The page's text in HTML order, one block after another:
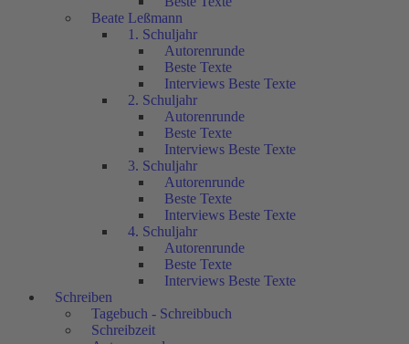
Beate Leßmann
1. Schuljahr
Autorenrunde
Beste Texte
Interviews Beste Texte
2. Schuljahr
Autorenrunde
Beste Texte
Interviews Beste Texte
3. Schuljahr
Autorenrunde
Beste Texte
Interviews Beste Texte
4. Schuljahr
Autorenrunde
Beste Texte
Interviews Beste Texte
Schreiben
Tagebuch - Schreibbuch
Schreibzeit